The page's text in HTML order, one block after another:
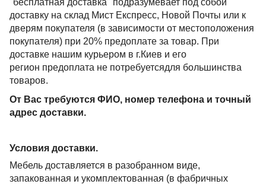
"бесплатная доставка" подразумевает под собой
доставку на склад Мист Експресс, Новой Почты или к
дверям покупателя (в зависимости от местоположения
покупателя) при 20% предоплате за товар. При
доставке нашим курьером в г.Киев и его
регион предоплата не потребуетсядля большинства
товаров.
От Вас требуются ФИО, номер телефона и точный
адрес доставки.
Условия доставки.
Мебель доставляется в разобранном виде,
запакованная и укомплектованная (в фабричных